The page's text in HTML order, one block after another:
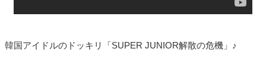
韓国アイドルのドッキリ「SUPER JUNIOR解散の危機」♪